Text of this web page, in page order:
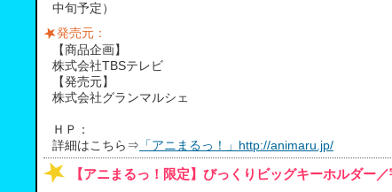
中旬予定）
発売元：
【商品企画】
株式会社TBSテレビ
【発売元】
株式会社グランマルシェ
ＨＰ：
詳細はこちら⇒ 「アニまるっ！」http://animaru.jp/
【アニまるっ！限定】びっくりビッグキーホルダー